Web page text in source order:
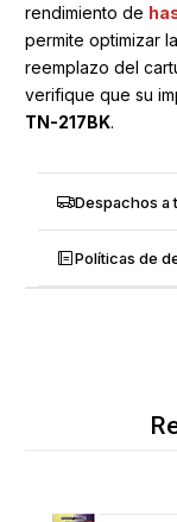
rendimiento de
permite optimizar
reemplazo del
verifique que su
TN-217BK.
Despachos a
Políticas de